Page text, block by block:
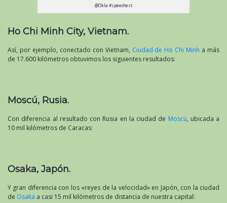
@Okla #speedtest
Ho Chi Minh City, Vietnam.
Así, por ejemplo, conectado con Vietnam, Ciudad de Ho Chi Minh a más
de 17.600 kilómetros obtuvimos los siguientes resultados:
Moscú, Rusia.
Con diferencia al resultado con Rusia en la ciudad de Moscú, ubicada a
10 mil kilómetros de Caracas:
Osaka, Japón.
Y gran diferencia con los «reyes de la velocidad» en Japón, con la ciudad
de Osaka a casi 15 mil kilómetros de distancia de nuestra capital: